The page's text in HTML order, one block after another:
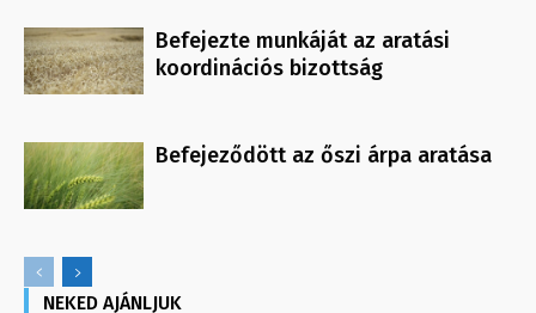
Befejezte munkáját az aratási
koordinációs bizottság
Befejeződött az őszi árpa aratása
NEKED AJÁNLJUK